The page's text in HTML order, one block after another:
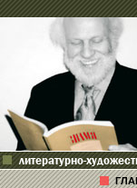
литературно-